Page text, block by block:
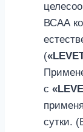
ВСАА
(
с
сутки.